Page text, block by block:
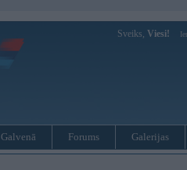
Sveiks, Viesi!
Galvenā Forums Galerijas